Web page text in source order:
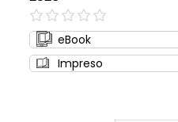
0%
eBook
Impreso